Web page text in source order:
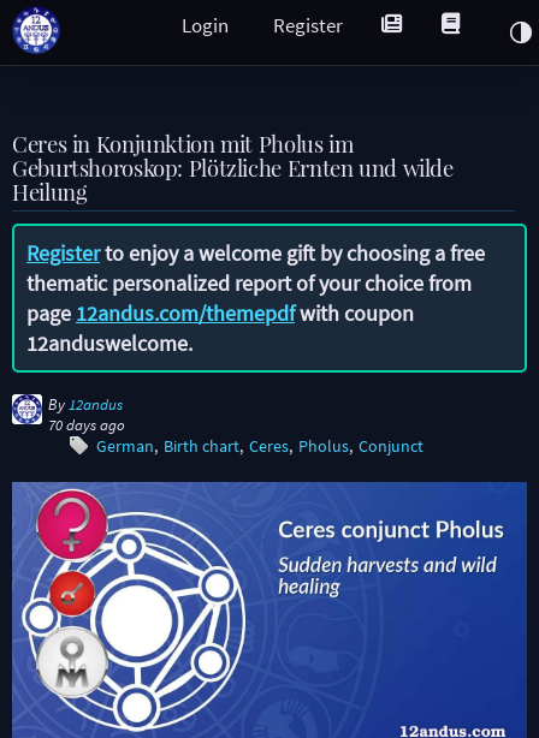
Register
Login
Ceres in Konjunktion mit Pholus im
Geburtshoroskop: Plötzliche Ernten und wilde
Heilung
Registerto enjoy a welcome gift by choosing a free
thematic personalized report of your choice from
page 12andus.com/themepdfwith coupon
12anduswelcome.
By 12andus
70 days ago
German Birth chart Ceres Pholus Conjunct